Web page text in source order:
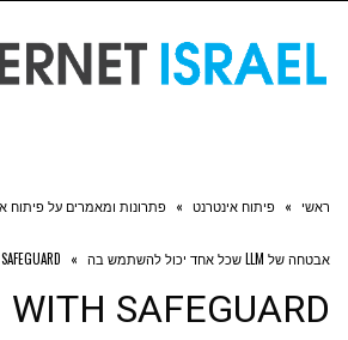
ראשי » פיתוח אינטרנט » פתרונות ומאמרים על פיתוח
אבטחה של LLM שכל אחד יכול להשתמש בה »
SAFEGUARD